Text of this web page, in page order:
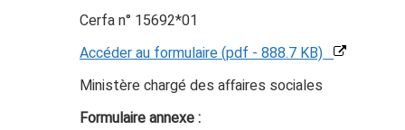
Cerfa n° 15692*01
Accéder au formulaire (pdf - 888.7 KB)
Ministère chargé des affaires sociales
Formulaire annexe :